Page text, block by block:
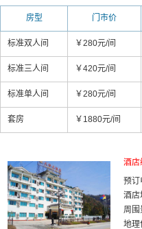
房型 门市价
标准双人间 ￥280元/间
标准三人间 ￥420元/间
标准单人间 ￥280元/间
套房 ￥1880元/间
酒店
预订
酒店
周围
地理